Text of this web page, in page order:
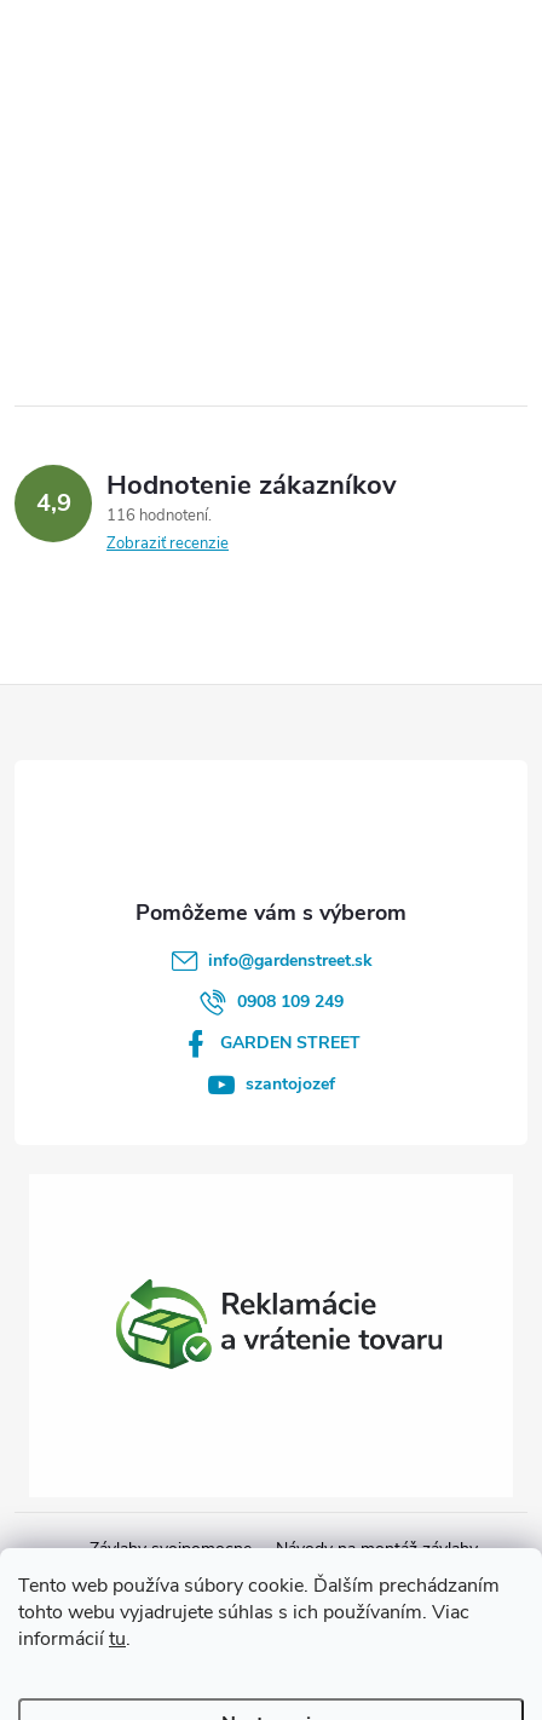
Tento web používa súbory cookie. Ďalším prechádzaním
tohto webu vyjadrujete súhlas s ich používaním. Viac
informáciítu.
4,9 Hodnotenie zákazníkov
116 hodnotení
Zobraziť recenzie
info@gardenstreet.sk
0908 109 249
GARDEN STREET
szantojozef
Závlahy svojpomocne
Návody na montáž závlahy
Cenová ponuka na závlahu
Blogové články
Čerpacie zostavy
Poradenstvo
Ponorné čerpadlá
Copyright 2026GARDEN STREET. Všetky práva vyhradené.